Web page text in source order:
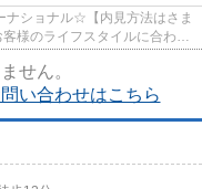
ショナル☆【内見方法はさま
様のライフスタイルに合わせ
せん。
い合わせはこちら